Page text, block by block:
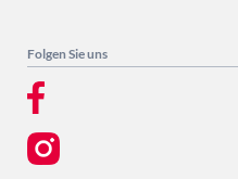
Folgen Sie uns